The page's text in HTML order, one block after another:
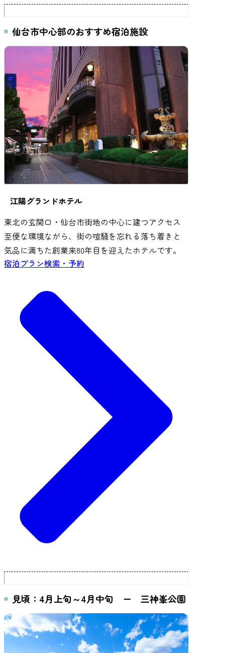
仙台市中心部のおすすめ宿泊施設
江陽グランドホテル
東北の玄関口・仙台市街地の中心に建つアクセス
至便な環境ながら、街の喧騒を忘れる落ち着きと
気品に満ちた創業来80年目を迎えたホテルです。
宿泊プラン検索・予約
見頃：4月上旬～4月中旬 ー 三神峯公園